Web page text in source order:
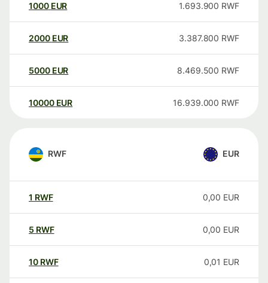
1000 EUR 1.693.900 RWF
2000 EUR 3.387.800 RWF
5000 EUR 8.469.500 RWF
10000 EUR 16.939.000 RWF
RWF EUR
1 RWF 0,00 EUR
5 RWF 0,00 EUR
10 RWF 0,01 EUR